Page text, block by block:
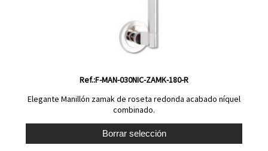
Ref.:F-MAN-030NIC-ZAMK-180-R
Elegante Manillón zamak de roseta redonda acabado níquel
combinado.